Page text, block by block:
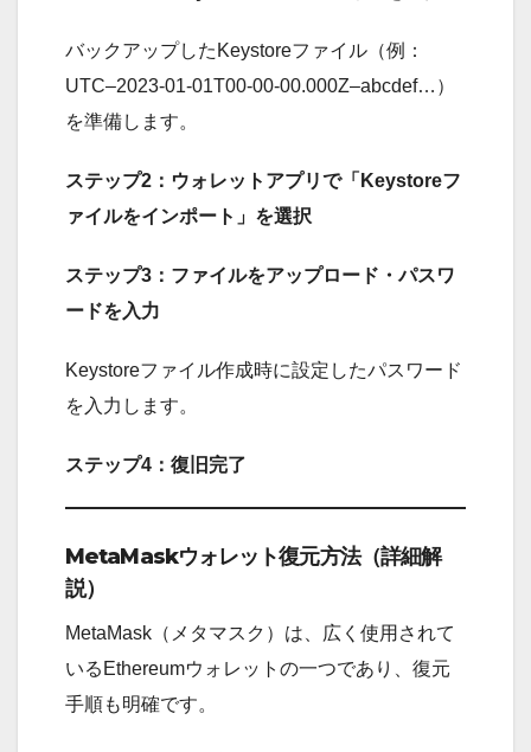
バックアップしたKeystoreファイル（例：
UTC–2023-01-01T00-00-00.000Z–abcdef…）
を準備します。
ステップ2：ウォレットアプリで「Keystoreフ
ァイルをインポート」を選択
ステップ3：ファイルをアップロード・パスワ
ードを入力
Keystoreファイル作成時に設定したパスワード
を入力します。
ステップ4：復旧完了
MetaMaskウォレット復元方法（詳細解
説）
MetaMask（メタマスク）は、広く使用されて
いるEthereumウォレットの一つであり、復元
手順も明確です。